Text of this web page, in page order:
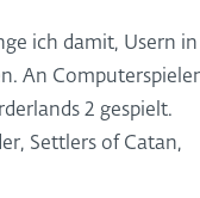
ich damit, Usern in
An
2 gespielt.
Settlers of Catan,